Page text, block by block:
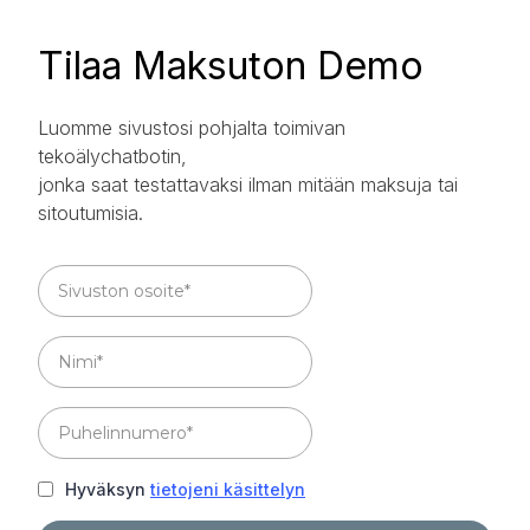
Tilaa Maksuton Demo
Luomme sivustosi pohjalta toimivan
tekoälychatbotin,
jonka saat testattavaksi ilman mitään maksuja tai
sitoutumisia.
Hyväksyn tietojeni käsittelyn